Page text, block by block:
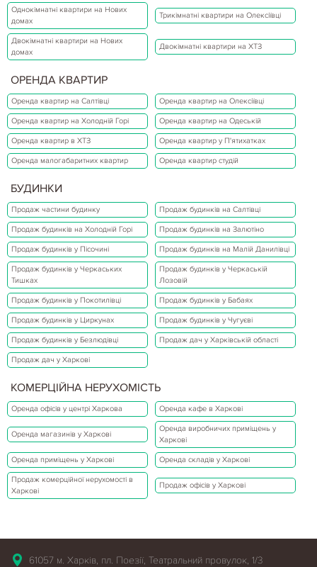
Однокімнатні квартири на Нових
домах
Трикімнатні квартири на Олексіївці
Двокімнатні квартири на Нових
домах
Двокімнатні квартири на ХТЗ
ОРЕНДА КВАРТИР
Оренда квартир на Салтівці Оренда квартир на Олексіївці
Оренда квартир на Холодній Горі Оренда квартир на Одеській
Оренда квартир в ХТЗ Оренда квартир у П'ятихатках
Оренда малогабаритних квартир Оренда квартир студій
БУДИНКИ
Продаж частини будинку Продаж будинків на Салтівці
Продаж будинків на Холодній Горі Продаж будинків на Залютіно
Продаж будинків у Пісочині Продаж будинків на Малій Данилівці
Продаж будинків у Черкаських
Тишках
Продаж будинків у Черкаській
Лозовій
Продаж будинків у Покотилівці Продаж будинків у Бабаях
Продаж будинків у Циркунах Продаж будинків у Чугуєві
Продаж будинків у Безлюдівці Продаж дач у Харківській області
Продаж дач у Харкові
КОМЕРЦІЙНА НЕРУХОМІСТЬ
Оренда офісів у центрі Харкова Оренда кафе в Харкові
Оренда магазинів у Харкові
Оренда виробничих приміщень у
Харкові
Оренда приміщень у Харкові Оренда складів у Харкові
Продаж комерційної нерухомості в
Харкові
Продаж офісів у Харкові
61057 м. Харків, пл. Поезії, Театральний провулок, 1/3